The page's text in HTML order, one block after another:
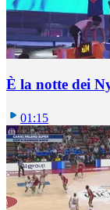
È la notte dei
01:15